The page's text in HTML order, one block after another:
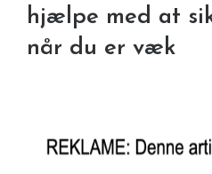
hjælpe med at
når du er væk